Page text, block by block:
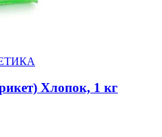
Хлопок, 1 кг